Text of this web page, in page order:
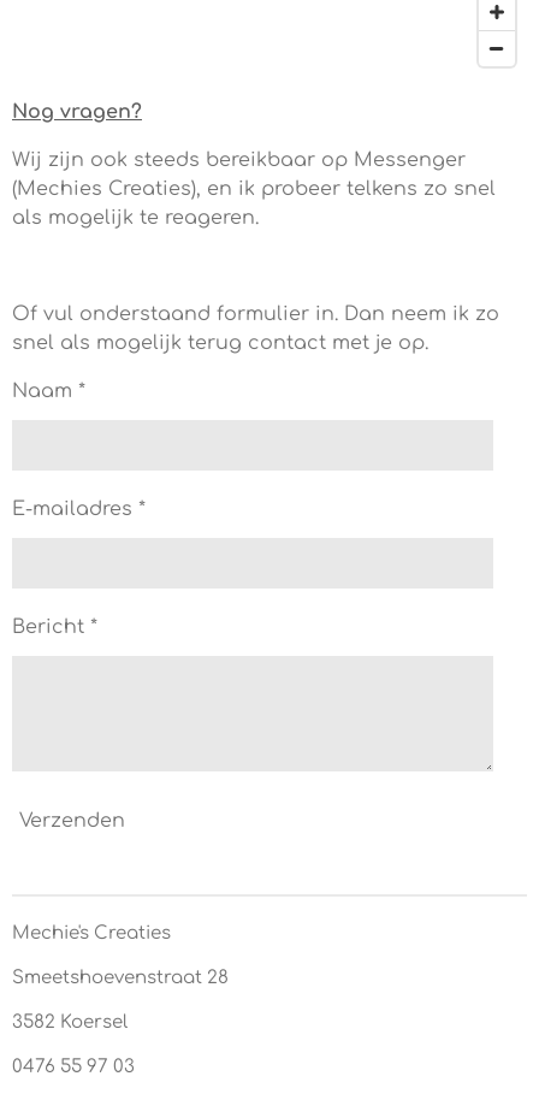
Nog vragen?
Wij zijn ook steeds bereikbaar op Messenger
(Mechies Creaties), en ik probeer telkens zo snel
als mogelijk te reageren.
Of vul onderstaand formulier in. Dan neem ik zo
snel als mogelijk terug contact met je op.
Naam *
E-mailadres *
Bericht *
Verzenden
Mechie's Creaties
Smeetshoevenstraat 28
3582 Koersel
0476 55 97 03